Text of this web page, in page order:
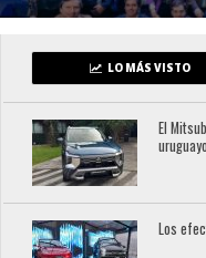
LO MÁS VISTO
El
uruguayo
Los